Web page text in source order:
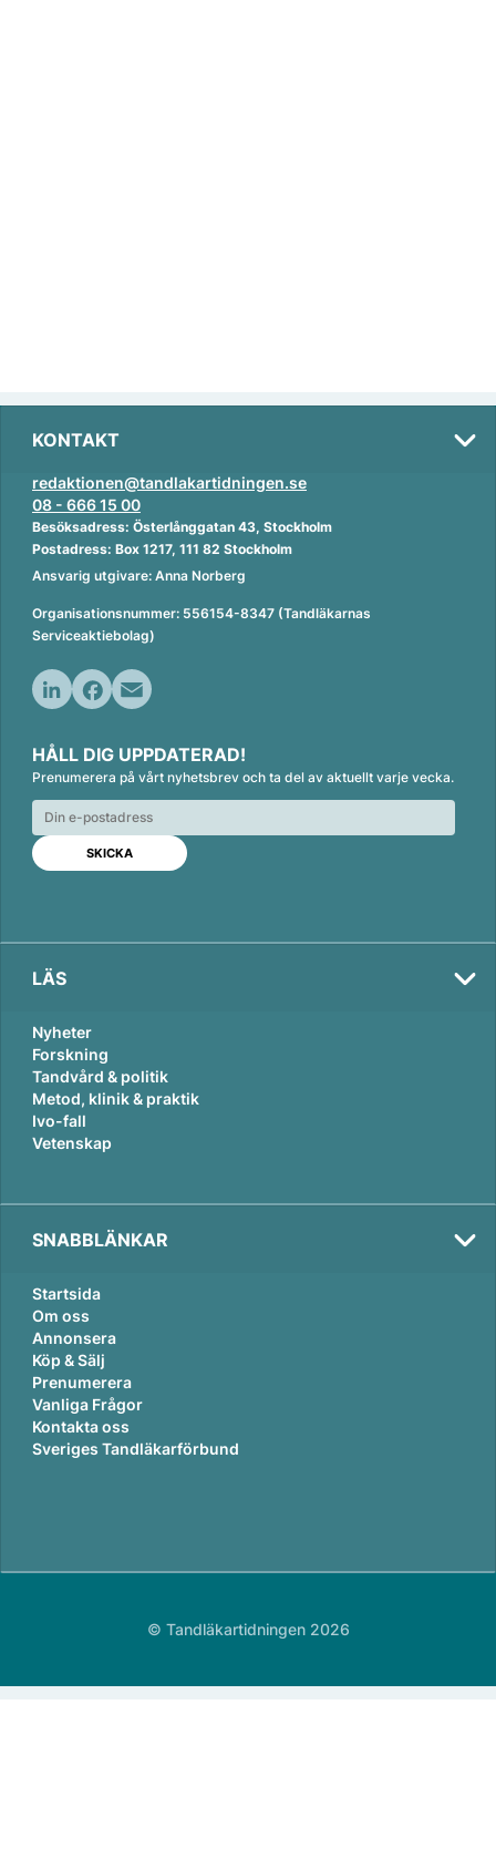
KONTAKT
redaktionen@tandlakartidningen.se
08 - 666 15 00
Besöksadress: Österlånggatan 43, Stockholm
Postadress: Box 1217, 111 82 Stockholm
Ansvarig utgivare: Anna Norberg
Organisationsnummer: 556154-8347 (Tandläkarnas
Serviceaktiebolag)
n
k
e
d
n
c
e
b
o
o
k
a
i
l
HÅLL DIG UPPDATERAD!
Prenumerera på vårt nyhetsbrev och ta del av aktuellt varje vecka.
LÄS
Nyheter
Forskning
Tandvård & politik
Metod, klinik & praktik
Ivo-fall
Vetenskap
SNABBLÄNKAR
Startsida
Om oss
Annonsera
Köp & Sälj
Prenumerera
Vanliga Frågor
Kontakta oss
Sveriges Tandläkarförbund
© Tandläkartidningen 2026